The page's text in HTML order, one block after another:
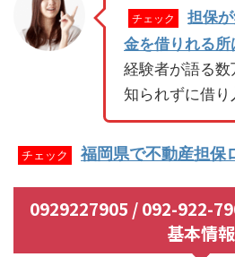
チェック
担保
金を借りれる所
経験者が語る
知られずに借
チェック 福岡県で不動産担保
0929227905 / 092-922-
基本情報